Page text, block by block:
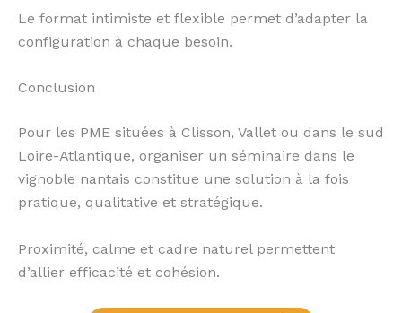
Le format intimiste et flexible permet d’adapter la
configuration à chaque besoin.
Conclusion
Pour les PME situées à Clisson, Vallet ou dans le sud
Loire-Atlantique, organiser un séminaire dans le
vignoble nantais constitue une solution à la fois
pratique, qualitative et stratégique.
Proximité, calme et cadre naturel permettent
d’allier efficacité et cohésion.